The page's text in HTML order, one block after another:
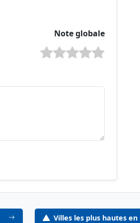
Note globale
Villes les plus hautes